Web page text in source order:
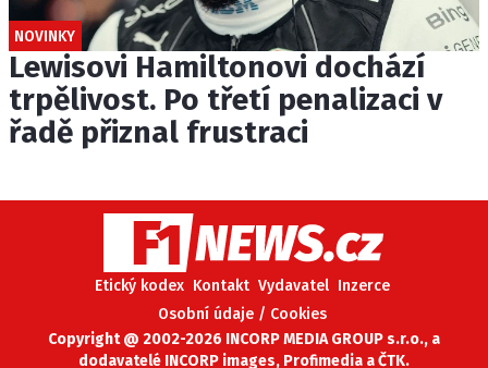
NOVINKY
Lewisovi Hamiltonovi dochází
trpělivost. Po třetí penalizaci v
řadě přiznal frustraci
Etický kodex Kontakt Vydavatel Inzerce
Osobní údaje / Cookies
Copyright @ 2002-2026 INCORP MEDIA GROUP s.r.o., a
dodavatelé INCORP images, Profimedia a ČTK.